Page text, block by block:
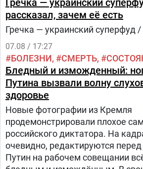
Гречка — украинский
рассказал, зачем её есть
Гречка — украинский суперфуд
07.08 / 17:27
БОЛЕЗНИ СМЕРТЬ
Бледный и изможденный:
Путина вызвали волну
здоровье
Новые фотографии из Кремля
продемонстрировали плохое
российского диктатора. На
очевидно, редактируются
Путин на рабочем совещании